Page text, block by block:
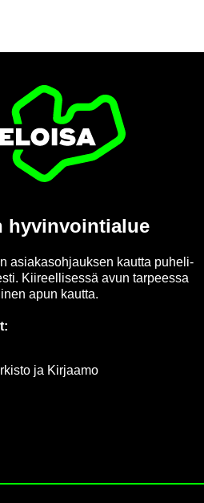
hy­vin­voin­tia­lue
asia­kas­oh­jauk­sen kaut­ta pu­he­li­
Kii­reel­li­ses­sä avun tar­pees­sa
apun kaut­ta.
ja Kir­jaa­mo